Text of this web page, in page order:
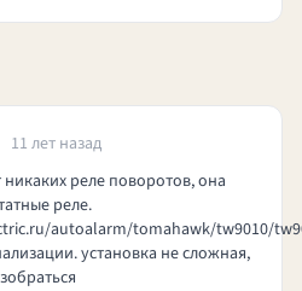
11 лет назад
реле поворотов, она
реле.
autoalarm/tomahawk/tw9010/
установка не сложная,